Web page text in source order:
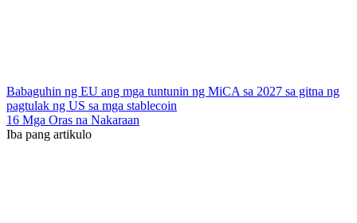
Babaguhin ng EU ang mga tuntunin ng MiCA sa 2027 sa gitna ng
pagtulak ng US sa mga stablecoin
16 Mga Oras na Nakaraan
Iba pang artikulo